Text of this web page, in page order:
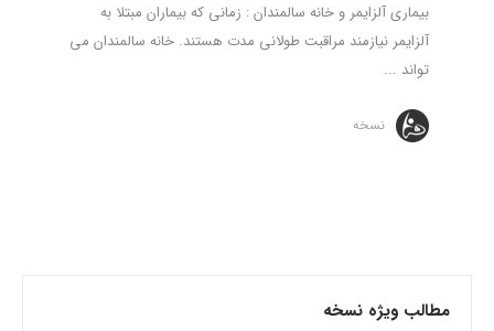
بیماری آلزایمر و خانه سالمندان : زمانی که بیماران مبتلا به
آلزایمر نیازمند مراقبت طولانی مدت هستند. خانه سالمندان می
تواند ...
نسخه
مطالب ویژه نسخه